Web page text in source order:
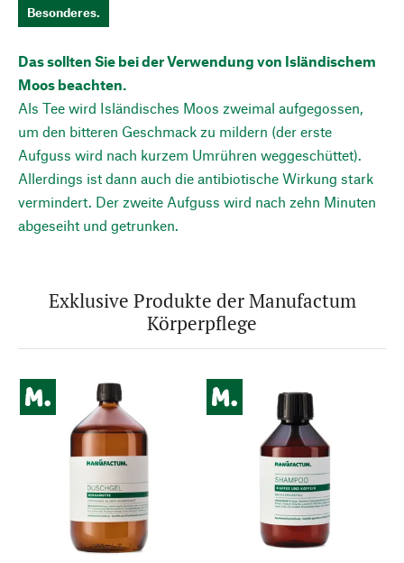
Besonderes.
Das sollten Sie bei der Verwendung von Isländischem
Moos beachten.
Als Tee wird Isländisches Moos zweimal aufgegossen,
um den bitteren Geschmack zu mildern (der erste
Aufguss wird nach kurzem Umrühren weggeschüttet).
Allerdings ist dann auch die antibiotische Wirkung stark
vermindert. Der zweite Aufguss wird nach zehn Minuten
abgeseiht und getrunken.
Exklusive Produkte der Manufactum
Körperpflege